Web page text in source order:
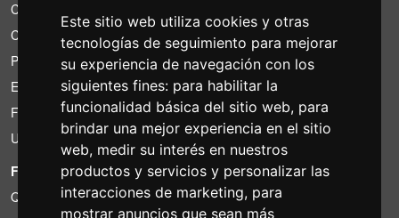
Este sitio web utiliza cookies y otras
tecnologías de seguimiento para mejorar
su experiencia de navegación con los
siguientes fines: para habilitar la
funcionalidad básica del sitio web, para
brindar una mejor experiencia en el sitio
web, medir su interés en nuestros
productos y servicios y personalizar las
interacciones de marketing, para
mostrar anuncios que sean más
Condiciones de alquiler
Cotizaciones
Paquetes de ahorro
Encontrado por menos?
Financiacion
Uso
FOTOCOLOMBO.IT
Quienes somos